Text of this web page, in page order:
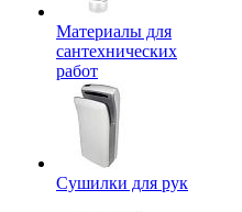
Материалы для
сантехнических
работ
Сушилки для рук